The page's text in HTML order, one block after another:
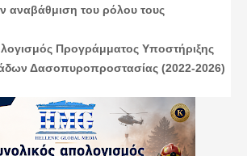
αναβάθμιση του ρόλου τους
Προγράμματος Υποστήριξης
Δασοπυροπροστασίας (2022-2026)